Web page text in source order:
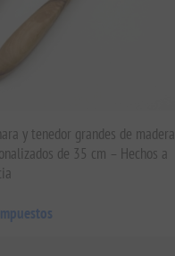
y tenedor grandes de madera
de 35 cm – Hechos a